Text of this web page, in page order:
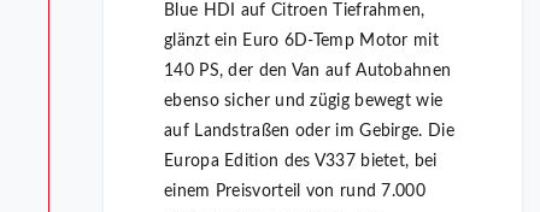
Blue HDI auf Citroen Tiefrahmen,
glänzt ein Euro 6D-Temp Motor mit
140 PS, der den Van auf Autobahnen
ebenso sicher und zügig bewegt wie
auf Landstraßen oder im Gebirge. Die
Europa Edition des V337 bietet, bei
einem Preisvorteil von rund 7.000